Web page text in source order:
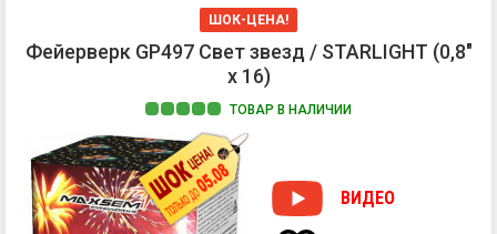
ШОК-ЦЕНА!
Фейерверк GP497 Свет звезд / STARLIGHT (0,8"
х 16)
ТОВАР В НАЛИЧИИ
ВИДЕО